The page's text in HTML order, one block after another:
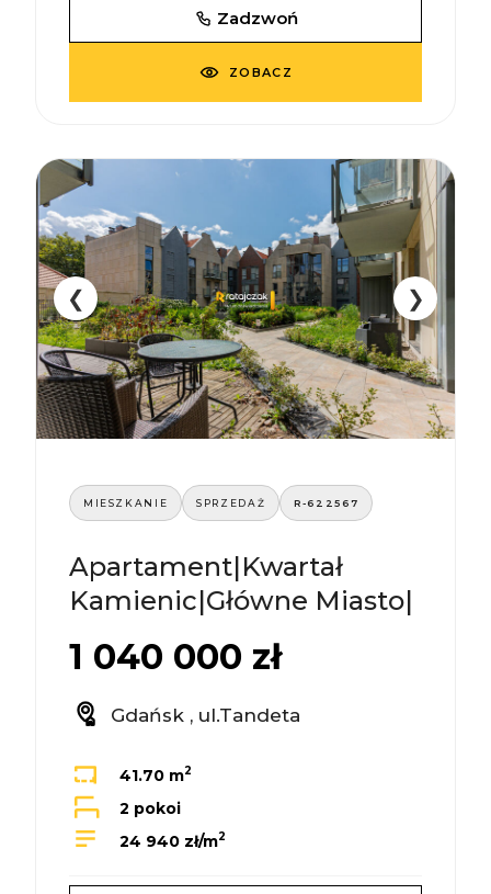
Zadzwoń
ZOBACZ
❮ ❯
MIESZKANIE SPRZEDAŻ R-622567
Apartament|Kwartał
Kamienic|Główne Miasto|
1 040 000 zł
Gdańsk , ul.Tandeta
41.70 m2
2 pokoi
24 940 zł/m2